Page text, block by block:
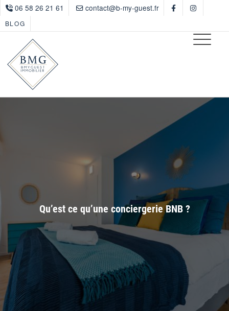
06 58 26 21 61 contact@b-my-guest.fr
BLOG
Qu’est ce qu’une conciergerie BNB ?